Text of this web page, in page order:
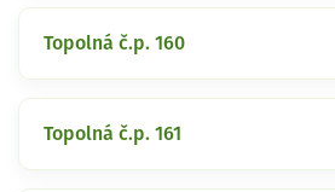
Topolná č.p. 160
Topolná č.p. 161